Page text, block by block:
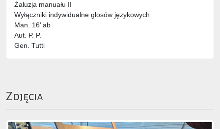
Żaluzja manuału II
Wyłączniki indywidualne głosów językowych
Man. 16’ ab
Aut. P. P.
Gen. Tutti
Zdjęcia